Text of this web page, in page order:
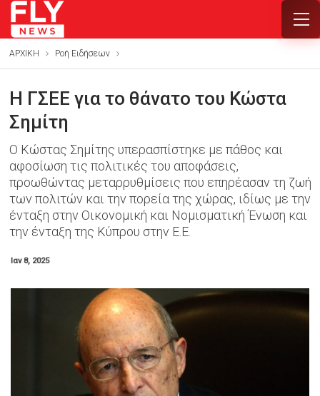
ΑΡΧΙΚΗ Ροή Ειδήσεων
Η ΓΣΕΕ για το θάνατο του Κώστα
Σημίτη
Ο Κώστας Σημίτης υπερασπίστηκε με πάθος και
αφοσίωση τις πολιτικές του αποφάσεις,
προωθώντας μεταρρυθμίσεις που επηρέασαν τη ζωή
των πολιτών και την πορεία της χώρας, ιδίως με την
ένταξη στην Οικονομική και Νομισματική Ένωση και
την ένταξη της Κύπρου στην Ε.Ε.
Ιαν 8, 2025